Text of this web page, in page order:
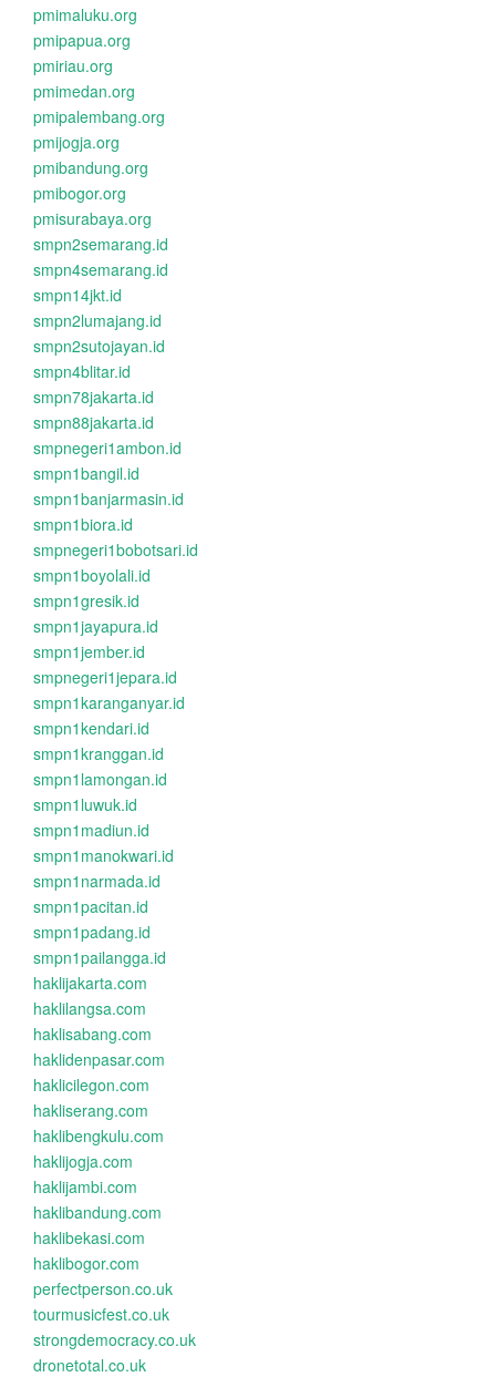
pmimaluku.org
pmipapua.org
pmiriau.org
pmimedan.org
pmipalembang.org
pmijogja.org
pmibandung.org
pmibogor.org
pmisurabaya.org
smpn2semarang.id
smpn4semarang.id
smpn14jkt.id
smpn2lumajang.id
smpn2sutojayan.id
smpn4blitar.id
smpn78jakarta.id
smpn88jakarta.id
smpnegeri1ambon.id
smpn1bangil.id
smpn1banjarmasin.id
smpn1biora.id
smpnegeri1bobotsari.id
smpn1boyolali.id
smpn1gresik.id
smpn1jayapura.id
smpn1jember.id
smpnegeri1jepara.id
smpn1karanganyar.id
smpn1kendari.id
smpn1kranggan.id
smpn1lamongan.id
smpn1luwuk.id
smpn1madiun.id
smpn1manokwari.id
smpn1narmada.id
smpn1pacitan.id
smpn1padang.id
smpn1pailangga.id
haklijakarta.com
haklilangsa.com
haklisabang.com
haklidenpasar.com
haklicilegon.com
hakliserang.com
haklibengkulu.com
haklijogja.com
haklijambi.com
haklibandung.com
haklibekasi.com
haklibogor.com
perfectperson.co.uk
tourmusicfest.co.uk
strongdemocracy.co.uk
dronetotal.co.uk